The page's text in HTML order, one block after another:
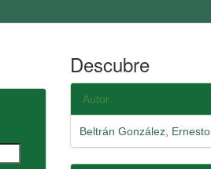
Descubre
Autor
Beltrán González, Ernesto